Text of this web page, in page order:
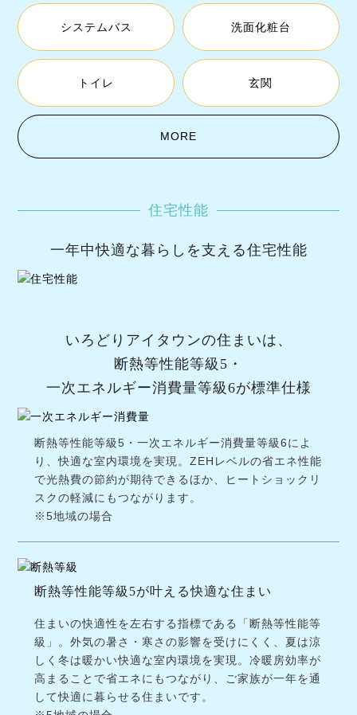
システムバス 洗面化粧台
トイレ 玄関
MORE
住宅性能
一年中快適な暮らしを支える住宅性能
いろどりアイタウンの住まいは、
断熱等性能等級5・
一次エネルギー消費量等級6が標準仕様
断熱等性能等級5・一次エネルギー消費量等級6によ
り、快適な室内環境を実現。ZEHレベルの省エネ性能
で光熱費の節約が期待できるほか、ヒートショックリ
スクの軽減にもつながります。
※5地域の場合
断熱等性能等級5が叶える快適な住まい
住まいの快適性を左右する指標である「断熱等性能等
級」。外気の暑さ・寒さの影響を受けにくく、夏は涼
しく冬は暖かい快適な室内環境を実現。冷暖房効率が
高まることで省エネにもつながり、ご家族が一年を通
して快適に暮らせる住まいです。